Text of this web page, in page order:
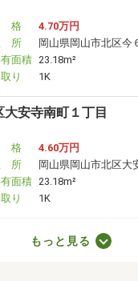
格
4.70万円
所
岡山県岡山市北区今
面積 23.18m²
り
1K
大安寺南町１丁目
格
4.60万円
所
岡山県岡山市北区大
面積 23.18m²
り
1K
もっと見る